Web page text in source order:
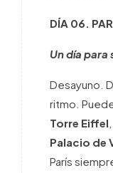
DÍA 06.
Un día
Desayuno.
ritmo.
Torre Eiffel
Palacio de
París